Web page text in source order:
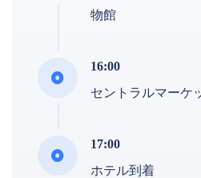
物館
16:00
セントラルマーケ
17:00
ホテル到着